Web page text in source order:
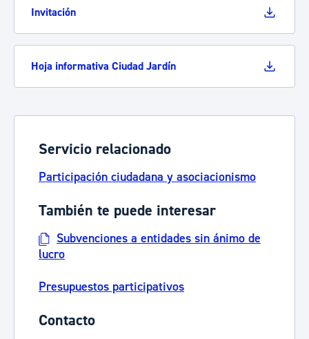
Invitación
Hoja informativa Ciudad Jardín
Servicio relacionado
Participación ciudadana y asociacionismo
También te puede interesar
Subvenciones a entidades sin ánimo de
lucro
Presupuestos participativos
Contacto